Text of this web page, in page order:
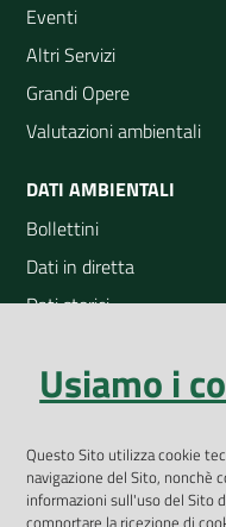
Eventi
Altri Servizi
Grandi Opere
Valutazioni ambientali
DATI AMBIENTALI
Bollettini
Dati in diretta
Dati storici
Open Data
App Arpav
Rapporti regionali annuali
Usiamo i
Questo Sito utilizza cookie
navigazione del Sito, nonchè
informazioni sull'uso del Sito
comportare la ricezione di